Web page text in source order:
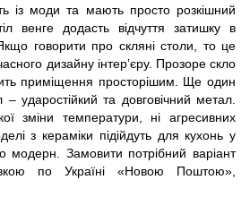
із моди та мають просто розкішний
венге додасть відчуття затишку в
говорити про скляні столи, то це
дизайну інтер’єру. Прозоре скло
приміщення просторішим. Ще один
– ударостійкий та довговічний метал.
зміни температури, ні агресивних
з кераміки підійдуть для кухонь у
модерн. Замовити потрібний варіант
по Україні «Новою Поштою»,